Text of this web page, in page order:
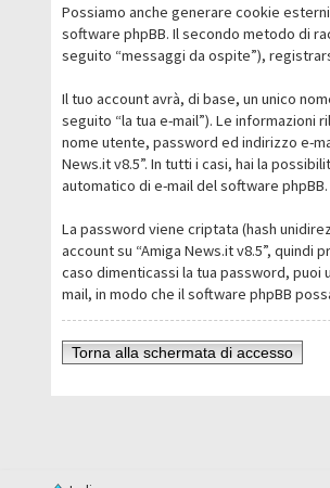
Possiamo anche generare cookie
software phpBB. Il secondo metodo di
seguito “messaggi da ospite”),
Il tuo account avrà, di base, un unico
seguito “la tua e-mail”). Le informazioni
nome utente, password ed indirizzo e-
News.it v8.5”. In tutti i casi, hai la
automatico di e-mail del software phpBB.
La password viene criptata (hash
account su “Amiga News.it v8.5”,
caso dimenticassi la tua password,
mail, in modo che il software phpBB
Torna alla schermata di accesso